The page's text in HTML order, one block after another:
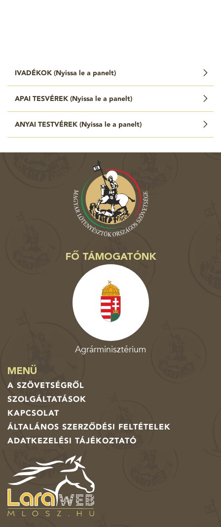
IVADÉKOK ( Nyissa le a panelt)
APAI TESVÉREK ( Nyissa le a panelt)
ANYAI TESTVÉREK ( Nyissa le a panelt)
FŐ TÁMOGATÓNK
Agrárminisztérium
MENÜ
A SZÖVETSÉGRŐL
SZOLGÁLTATÁSOK
KAPCSOLAT
ÁLTALÁNOS SZERZŐDÉSI FELTÉTELEK
ADATKEZELÉSI TÁJÉKOZTATÓ